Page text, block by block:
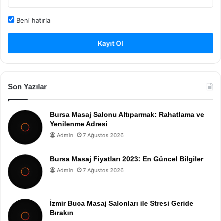
Beni hatırla
Kayıt Ol
Son Yazılar
Bursa Masaj Salonu Altıparmak: Rahatlama ve
Yenilenme Adresi
Admin 7 Ağustos 2026
Bursa Masaj Fiyatları 2023: En Güncel Bilgiler
Admin 7 Ağustos 2026
İzmir Buca Masaj Salonları ile Stresi Geride
Bırakın